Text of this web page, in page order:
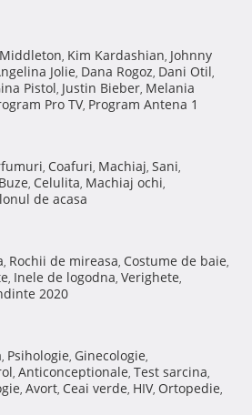
, Kim Kardashian, Johnny
Jolie, Dana Rogoz, Dani Otil,
Pistol, Justin Bieber, Melania
Pro TV, Program Antena 1
, Coafuri, Machiaj, Sani,
Buze, Celulita, Machiaj ochi,
de acasa
, Rochii de mireasa, Costume de baie,
, Inele de logodna, Verighete,
2020
, Psihologie, Ginecologie,
, Anticonceptionale, Test sarcina,
, Avort, Ceai verde, HIV, Ortopedie,